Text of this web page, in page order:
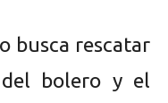
busca rescatar
bolero y el